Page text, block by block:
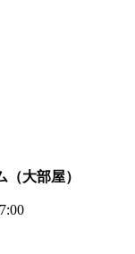
大部屋）